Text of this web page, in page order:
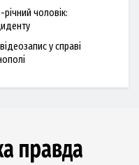
чоловік:
у справі